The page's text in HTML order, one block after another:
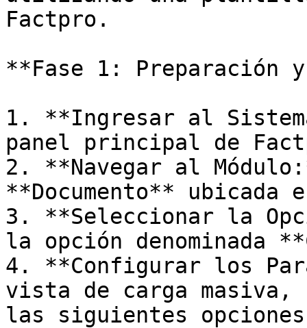
Factpro.
**Fase 1: Preparación
1. **Ingresar al
panel principal de
2. **Navegar al
**Documento**
3. **Seleccionar la
la opción denominada
4. **Configurar los
vista de carga masiva,
las siguientes